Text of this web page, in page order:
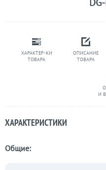
ХАРАКТЕР-КИ
ТОВАРА
ОПИСАНИЕ
ТОВАРА
И
ХАРАКТЕРИСТИКИ
Общие: